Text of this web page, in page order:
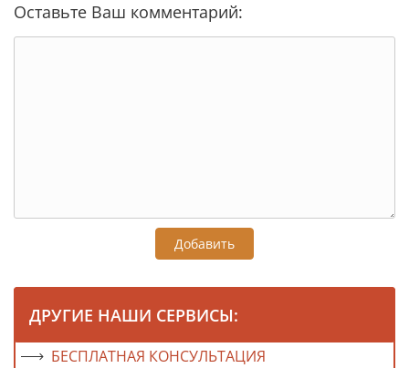
Оставьте Ваш комментарий:
Добавить
ДРУГИЕ НАШИ СЕРВИСЫ:
БЕСПЛАТНАЯ КОНСУЛЬТАЦИЯ